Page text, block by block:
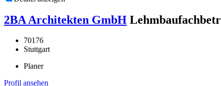
2BA Architekten GmbH
70176
Stuttgart
Planer
Profil ansehen